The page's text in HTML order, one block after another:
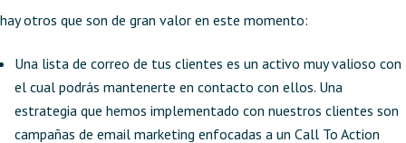
hay otros que son de gran valor en este momento:
Una lista de correo de tus clientes es un activo muy valioso con
el cual podrás mantenerte en contacto con ellos. Una
estrategia que hemos implementado con nuestros clientes son
campañas de email marketing enfocadas a un Call To Action